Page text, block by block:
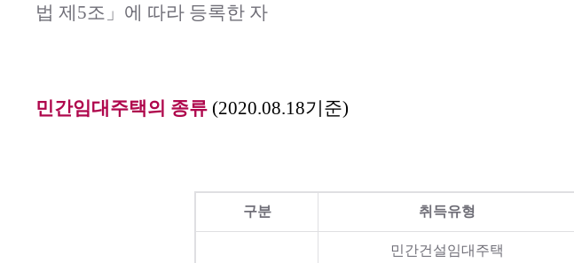
법 제5조」에 따라 등록한 자
민간임대주택의 종류 (2020.08.18기준)
구분 취득유형
민간건설임대주택